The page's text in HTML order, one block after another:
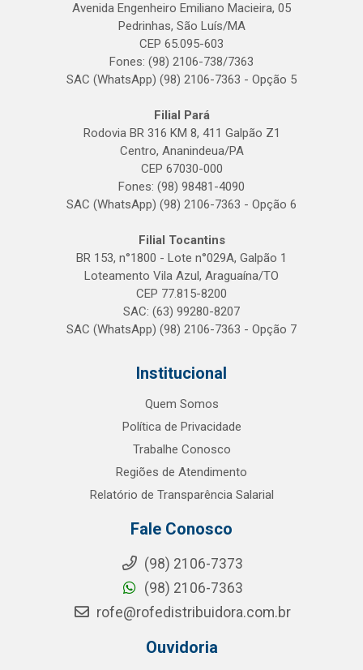
Avenida Engenheiro Emiliano Macieira, 05
Pedrinhas, São Luís/MA
CEP 65.095-603
Fones: (98) 2106-738/7363
SAC (WhatsApp) (98) 2106-7363 - Opção 5
Filial Pará
Rodovia BR 316 KM 8, 411 Galpão Z1
Centro, Ananindeua/PA
CEP 67030-000
Fones: (98) 98481-4090
SAC (WhatsApp) (98) 2106-7363 - Opção 6
Filial Tocantins
BR 153, n°1800 - Lote n°029A, Galpão 1
Loteamento Vila Azul, Araguaína/TO
CEP 77.815-8200
SAC: (63) 99280-8207
SAC (WhatsApp) (98) 2106-7363 - Opção 7
Institucional
Quem Somos
Política de Privacidade
Trabalhe Conosco
Regiões de Atendimento
Relatório de Transparência Salarial
Fale Conosco
(98) 2106-7373
(98) 2106-7363
rofe@rofedistribuidora.com.br
Ouvidoria